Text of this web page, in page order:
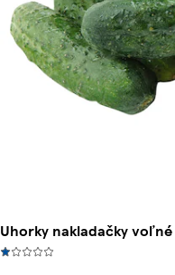
Uhorky nakladačky voľné